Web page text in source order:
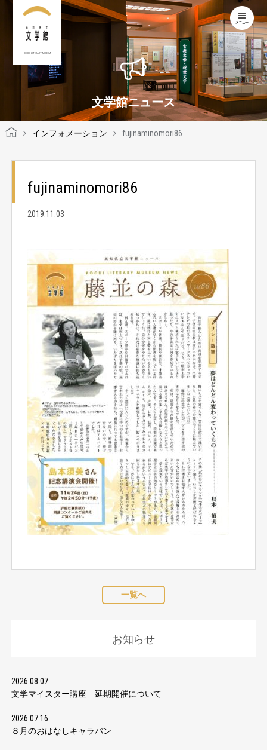
KOCHI LITERARY MUSEUM
文学館ニュース
インフォメーション fujinaminomori86
fujinaminomori86
2019.11.03
一覧へ
お知らせ
2026.08.07
文学マイスター講座 延期開催について
2026.07.16
８月のおはなしキャラバン